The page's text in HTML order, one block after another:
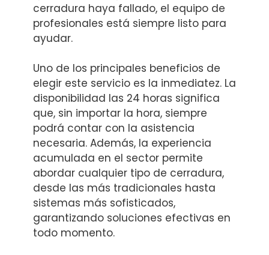
cerradura haya fallado, el equipo de
profesionales está siempre listo para
ayudar.
Uno de los principales beneficios de
elegir este servicio es la inmediatez. La
disponibilidad las 24 horas significa
que, sin importar la hora, siempre
podrá contar con la asistencia
necesaria. Además, la experiencia
acumulada en el sector permite
abordar cualquier tipo de cerradura,
desde las más tradicionales hasta
sistemas más sofisticados,
garantizando soluciones efectivas en
todo momento.